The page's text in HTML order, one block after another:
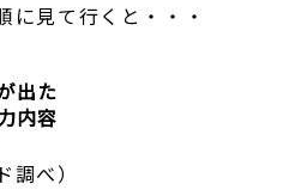
に見て行くと・・・
出た
内容
調べ）